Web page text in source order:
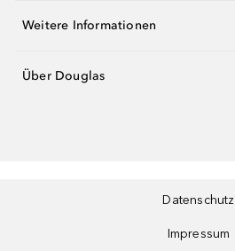
Weitere Informationen
Über Douglas
Datenschutz
Impressum